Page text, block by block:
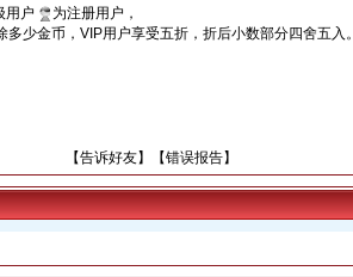
用户
为注册用户，
少金币，VIP用户享受五折，折后小数部分四舍五入。
【告诉好友】【错误报告】